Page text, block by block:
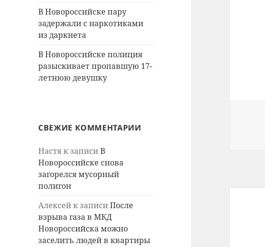
В Новороссийске пару
задержали с наркотиками
из даркнета
В Новороссийске полиция
разыскивает пропавшую 17-
летнюю девушку
СВЕЖИЕ КОММЕНТАРИИ
Настяк записиВ
Новороссийске снова
загорелся мусорный
полигон
Алексейк записиПосле
взрыва газа в МКД
Новороссийска можно
заселить людей в квартиры